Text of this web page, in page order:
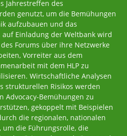
Jahrestreffen des
genutzt, um die Bemühungen
aufzubauen und das
Einladung der Weltbank wird
Forums über ihre Netzwerke
Vorreiter aus dem
mit dem HLP zu
Wirtschaftliche Analysen
strukturellen Risikos werden
Advocacy-Bemühungen zu
gekoppelt mit Beispielen
die regionalen, nationalen
die Führungsrolle, die